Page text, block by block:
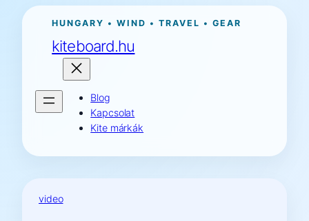
Ugrás
tartalomhoz
HUNGARY • WIND • TRAVEL • GEAR
kiteboard.hu
Blog
Kapcsolat
Kite márkák
video